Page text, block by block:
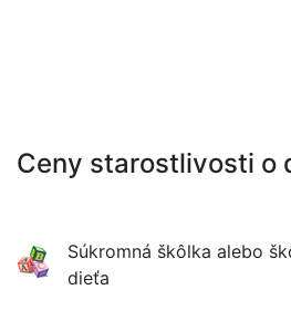
Ceny starostlivosti o
Súkromná škôlka alebo
dieťa